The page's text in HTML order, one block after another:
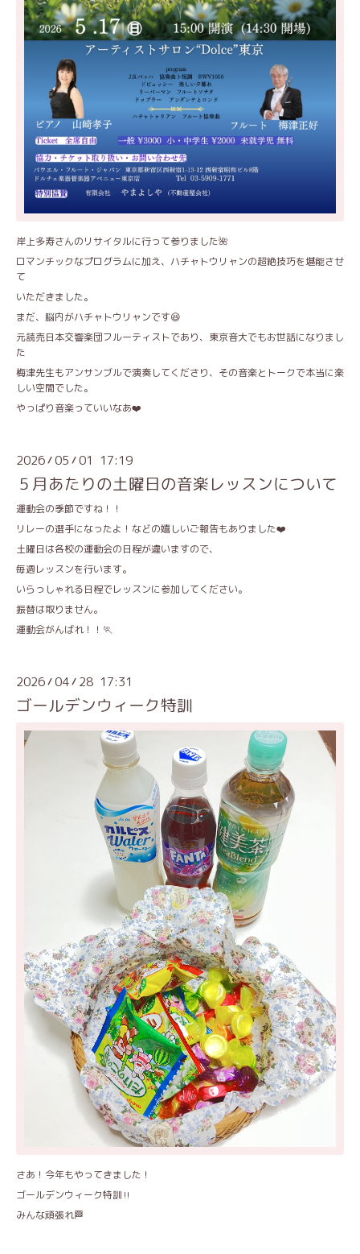
岸上多寿さんのリサイタルに行って参りました🌺
ロマンチックなプログラムに加え、ハチャトウリャンの超絶技巧を堪能させ
て
いただきました。
まだ、脳内がハチャトウリャンです😆
元読売日本交響楽団フルーティストであり、東京音大でもお世話になりまし
た
梅津先生もアンサンブルで演奏してくださり、その音楽とトークで本当に楽
しい空間でした。
やっぱり音楽っていいなあ❤️
2026/05 /01 17:19
５月あたりの土曜日の音楽レッスンについて
運動会の季節ですね！！
リレーの選手になったよ！などの嬉しいご報告もありました❤️
土曜日は各校の運動会の日程が違いますので、
毎週レッスンを行います。
いらっしゃれる日程でレッスンに参加してください。
振替は取りません。
運動会がんばれ！！🏃
2026/04/ 28 17:31
ゴールデンウィーク特訓
さあ！今年もやってきました！
ゴールデンウィーク特訓‼️
みんな頑張れ🏁